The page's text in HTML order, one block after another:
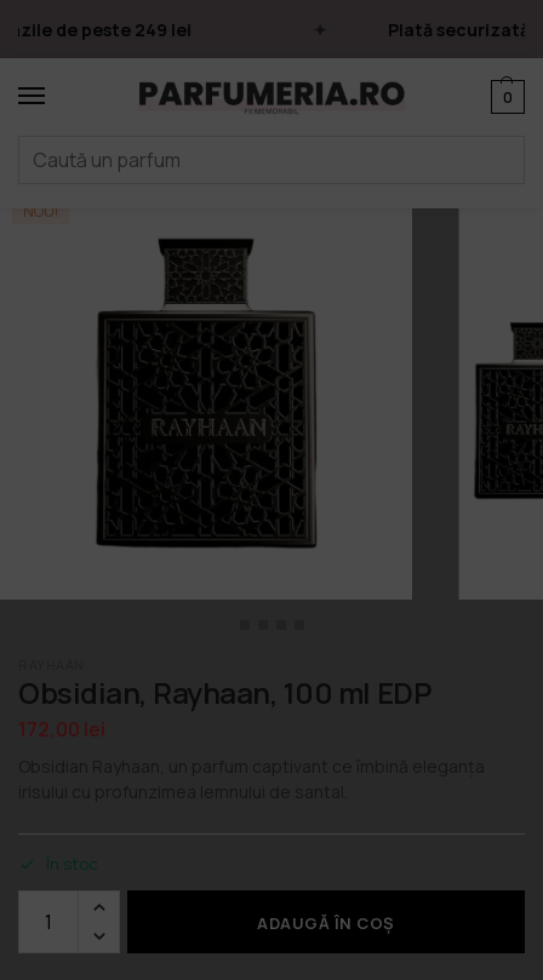
de peste 249 lei Plată securizată
0
Prima pagină / Parfumuri
NOU!
Obsidian, Rayhaan, 100 ml EDP
172,00 lei
În stoc
ADAUGĂ ÎN COȘ